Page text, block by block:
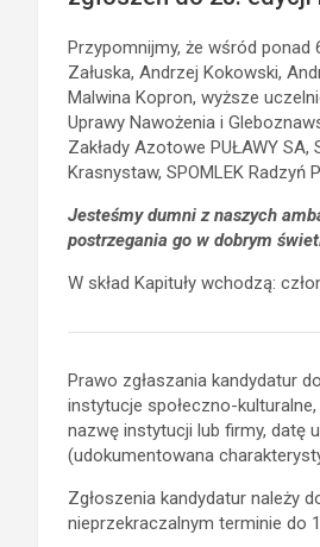
Przypomnijmy, że wśród
Załuska, Andrzej Kokowski,
Malwina Kopron, wyższe
Uprawy Nawożenia i
Zakłady Azotowe PUŁAWY SA,
Krasnystaw, SPOMLEK Radzyń
Jesteśmy dumni z naszych
postrzegania go w dobrym
W skład Kapituły wchodzą:
Prawo zgłaszania kandydatur
instytucje społeczno-
nazwę instytucji lub firmy, datę
(udokumentowana
Zgłoszenia kandydatur należy
nieprzekraczalnym terminie do